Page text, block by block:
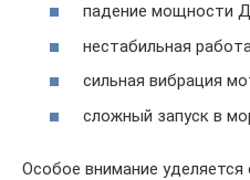
падение мощности
нестабильная
сильная вибрация
сложный запуск в
Особое внимание